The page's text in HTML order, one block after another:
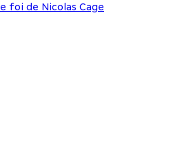
foi de Nicolas Cage